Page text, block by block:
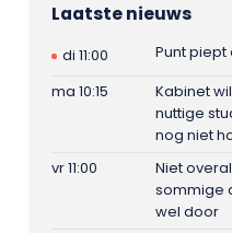
Laatste nieuws
di 11:00
Punt piept
ma 10:15
Kabinet
nuttige
nog niet
vr 11:00
Niet
sommige
wel door